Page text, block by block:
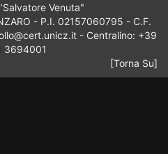
Venuta"
- P.I. 02157060795 - C.F.
- Centralino: +39
3694001
[Torna Su]